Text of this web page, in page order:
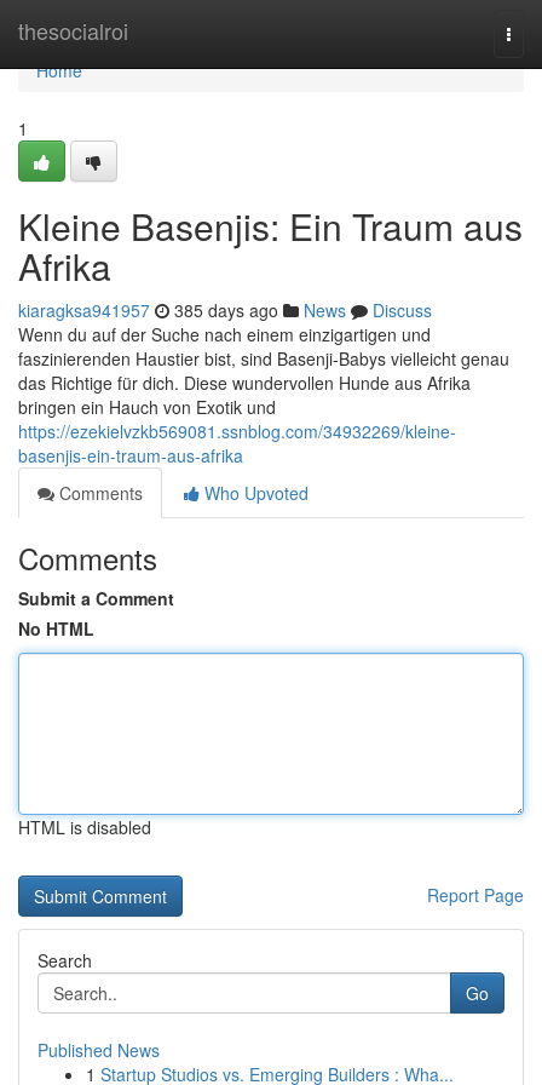
thesocialroi
Home
Home
1
Kleine Basenjis: Ein Traum aus
Afrika
kiaragksa941957 385 days ago News
Discuss
Wenn du auf der Suche nach einem einzigartigen und
faszinierenden Haustier bist, sind Basenji-Babys vielleicht genau
das Richtige für dich. Diese wundervollen Hunde aus Afrika
bringen ein Hauch von Exotik und
https://ezekielvzkb569081.ssnblog.com/34932269/kleine-
basenjis-ein-traum-aus-afrika
Comments
Who Upvoted
Comments
Submit a Comment
No HTML
HTML is disabled
Report Page
Search
Go
Published News
1 Startup Studios vs. Emerging Builders : Wha...